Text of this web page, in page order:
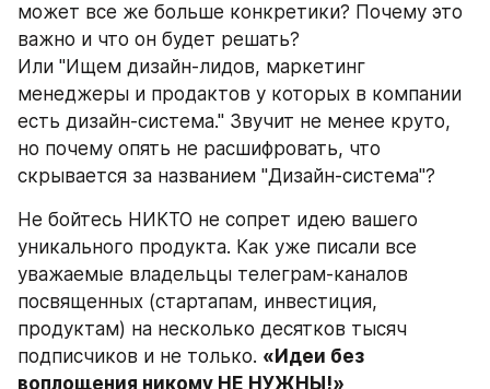
может все же больше конкретики? Почему это
важно и что он будет решать?
Или "Ищем дизайн-лидов, маркетинг
менеджеры и продактов у которых в компании
есть дизайн-система." Звучит не менее круто,
но почему опять не расшифровать, что
скрывается за названием "Дизайн-система"?
Не бойтесь НИКТО не сопрет идею вашего
уникального продукта. Как уже писали все
уважаемые владельцы телеграм-каналов
посвященных (стартапам, инвестиция,
продуктам) на несколько десятков тысяч
подписчиков и не только. «Идеи без
воплощения никому НЕ НУЖНЫ!»